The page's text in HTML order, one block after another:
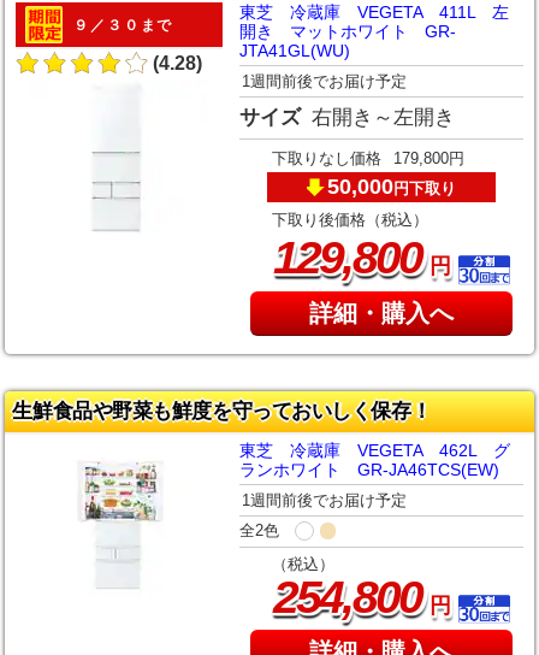
９／３０まで
(4.28)
東芝 冷蔵庫 VEGETA 411L 左
開き マットホワイト GR-
JTA41GL(WU)
1週間前後でお届け予定
サイズ 右開き～左開き
下取りなし価格 179,800円
50,000円下取り
下取り後価格（税込）
129,800円
詳細・購入へ
生鮮食品や野菜も鮮度を守っておいしく保存！
東芝 冷蔵庫 VEGETA 462L グ
ランホワイト GR-JA46TCS(EW)
1週間前後でお届け予定
全2色
（税込）
254,800円